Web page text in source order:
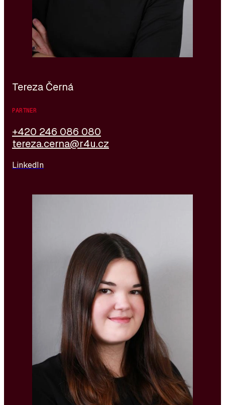
des goldenen Coaching-Zertifikats und einer Yoga-
Trainer-Lizenz. Sie spricht Englisch auf
professionellem Niveau und sehr gut Deutsch. Aktuell
lernt sie Italienisch.
Tereza Černá
PARTNER
+420 246 086 080
tereza.cerna@r4u.cz
LinkedIn
studierte. Sie interessiert sich für den IT-Bereich und
neue Technologien; ihre Diplomarbeit befasste sich
mit Industrie 4.0 und deren Einfluss auf die
Mitarbeiterstruktur in der Tschechischen Republik.
Bei R4U konzentriert sie sich vor allem auf Positionen
im IT- und Telco-Bereich, aber auch im Finanzwesen.